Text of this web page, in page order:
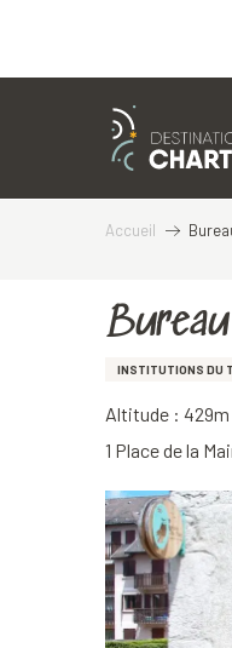
Accueil
INSTITUTIONS DU
Altitude : 429m
1 Place de la